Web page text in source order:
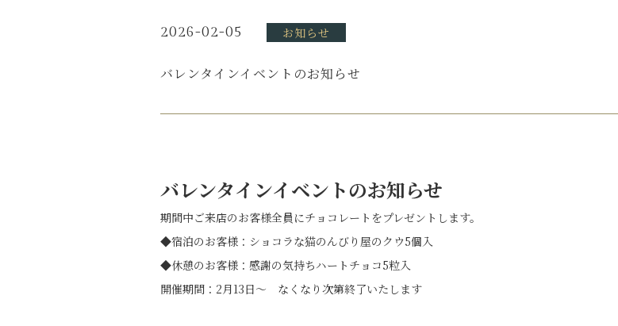
2026-02-05 お知らせ
バレンタインイベントのお知らせ
バレンタインイベントのお知らせ
期間中ご来店のお客様全員にチョコレートをプレゼントします。
◆宿泊のお客様：ショコラな猫のんびり屋のクウ5個入
◆休憩のお客様：感謝の気持ちハートチョコ5粒入
開催期間：2月13日～ なくなり次第終了いたします